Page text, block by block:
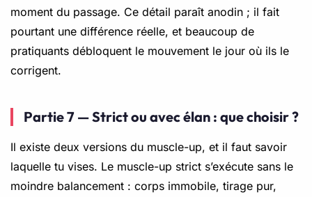
moment du passage. Ce détail paraît anodin ; il fait
pourtant une différence réelle, et beaucoup de
pratiquants débloquent le mouvement le jour où ils le
corrigent.
Partie 7 — Strict ou avec élan : que choisir ?
Il existe deux versions du muscle-up, et il faut savoir
laquelle tu vises. Le muscle-up strict s’exécute sans le
moindre balancement : corps immobile, tirage pur,